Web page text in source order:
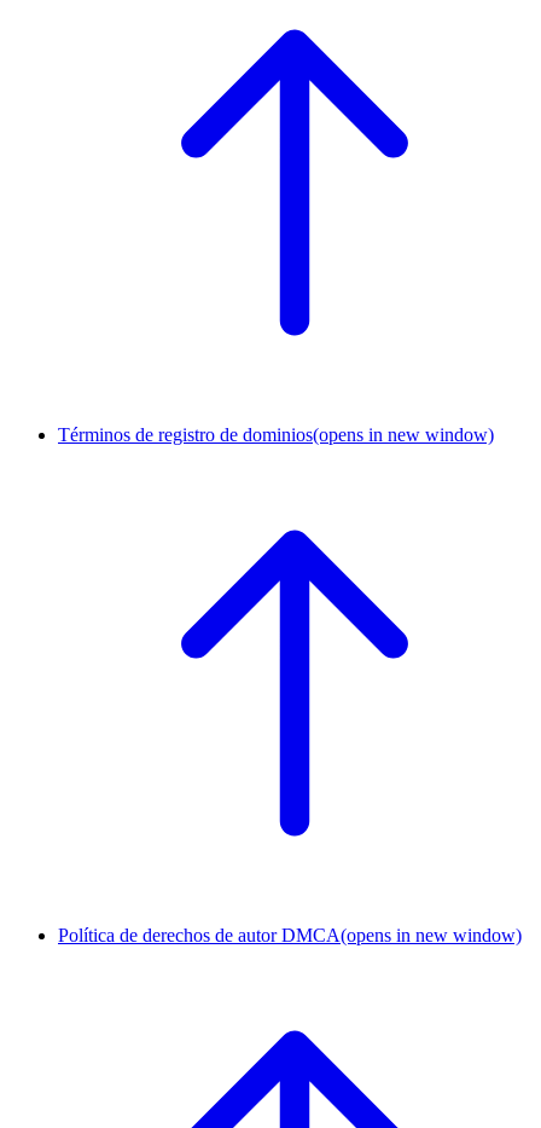
Términos de registro de dominios(opens in new window)
Política de derechos de autor DMCA(opens in new window)